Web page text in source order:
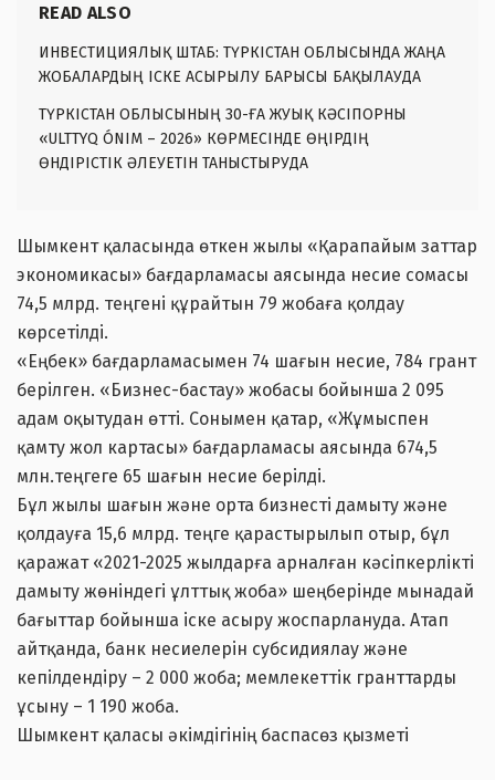
READ ALSO
ИНВЕСТИЦИЯЛЫҚ ШТАБ: ТҮРКІСТАН ОБЛЫСЫНДА ЖАҢА
ЖОБАЛАРДЫҢ ІСКЕ АСЫРЫЛУ БАРЫСЫ БАҚЫЛАУДА
ТҮРКІСТАН ОБЛЫСЫНЫҢ 30-ҒА ЖУЫҚ КӘСІПОРНЫ
«ULTTYQ ÓNIM – 2026» КӨРМЕСІНДЕ ӨҢІРДІҢ
ӨНДІРІСТІК ӘЛЕУЕТІН ТАНЫСТЫРУДА
Шымкент қаласында өткен жылы «Қарапайым заттар
экономикасы» бағдарламасы аясында несие сомасы
74,5 млрд. теңгені құрайтын 79 жобаға қолдау
көрсетілді.
«Еңбек» бағдарламасымен 74 шағын несие, 784 грант
берілген. «Бизнес-бастау» жобасы бойынша 2 095
адам оқытудан өтті. Сонымен қатар, «Жұмыспен
қамту жол картасы» бағдарламасы аясында 674,5
млн.теңгеге 65 шағын несие берілді.
Бұл жылы шағын және орта бизнесті дамыту және
қолдауға 15,6 млрд. теңге қарастырылып отыр, бұл
қаражат «2021-2025 жылдарға арналған кәсіпкерлікті
дамыту жөніндегі ұлттық жоба» шеңберінде мынадай
бағыттар бойынша іске асыру жоспарлануда. Атап
айтқанда, банк несиелерін субсидиялау және
кепілдендіру – 2 000 жоба; мемлекеттік гранттарды
ұсыну – 1 190 жоба.
Шымкент қаласы әкімдігінің баспасөз қызметі